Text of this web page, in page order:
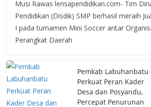
Musi Rawas lensapendidikan.com- Tim
Pendidikan (Disdik) SMP berhasil meraih
I pada turnamen Mini Soccer antar
Perangkat Daerah
Pemkab Labuhanbatu
Perkuat Peran Kader
Desa dan Posyandu,
Percepat Penurunan